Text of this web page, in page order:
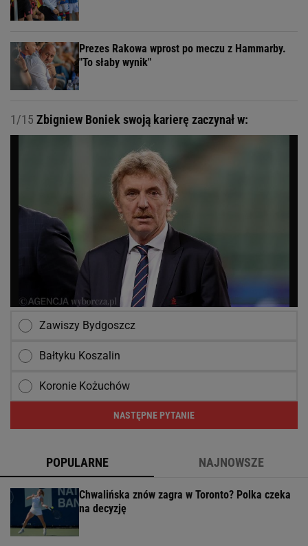
Prezes Rakowa wprost po meczu z Hammarby.
"To słaby wynik"
1/15 Zbigniew Boniek swoją karierę zaczynał w:
Zawiszy Bydgoszcz
Bałtyku Koszalin
Koronie Kożuchów
NASTĘPNE PYTANIE
POPULARNE NAJNOWSZE
Chwalińska znów zagra w Toronto? Polka czeka
na decyzję